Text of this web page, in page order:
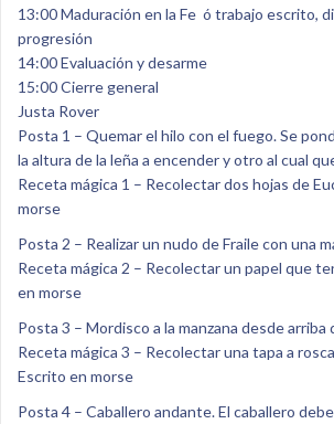
13:00 Maduración en la Fe ó trabajo escrito,
progresión
14:00 Evaluación y desarme
15:00 Cierre general
Justa Rover
Posta 1 – Quemar el hilo con el fuego. Se
la altura de la leña a encender y otro al cual
Receta mágica 1 – Recolectar dos hojas de
morse
Posta 2 – Realizar un nudo de Fraile con una
Receta mágica 2 – Recolectar un papel que
en morse
Posta 3 – Mordisco a la manzana desde arriba
Receta mágica 3 – Recolectar una tapa a
Escrito en morse
Posta 4 – Caballero andante. El caballero